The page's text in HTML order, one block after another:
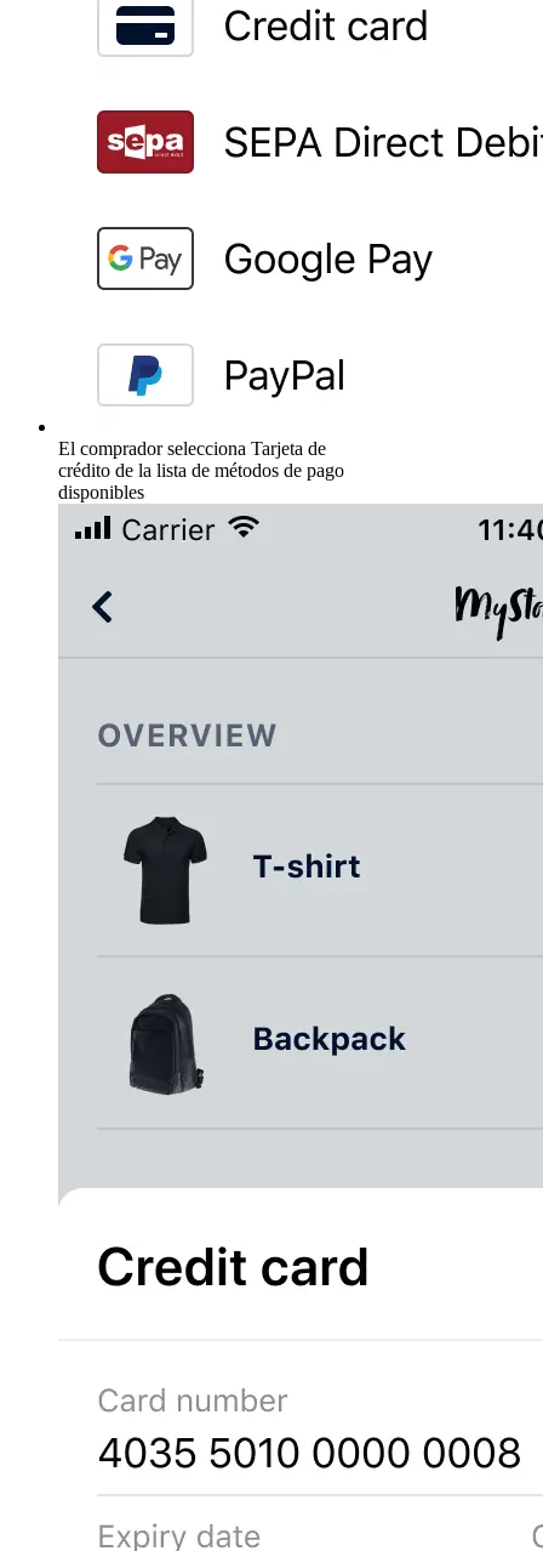
El comprador selecciona Tarjeta de
crédito de la lista de métodos de pago
disponibles